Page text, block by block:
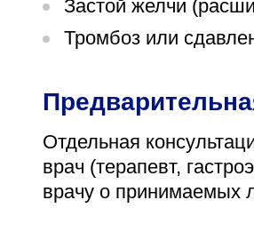
Застой желчи
Тромбоз или
Отдельная
врач (терапевт,
врачу о принимаемых